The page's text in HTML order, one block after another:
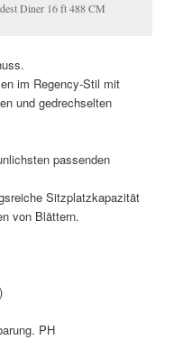
Diner 16 ft 488 CM
im Regency-Stil mit
und gedrechselten
passenden
Sitzplatzkapazität
von Blättern.
PH